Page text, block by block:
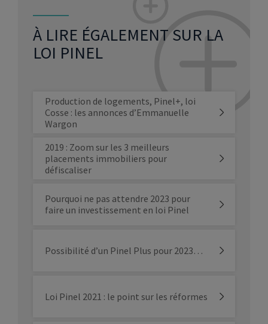
À LIRE ÉGALEMENT SUR LA
LOI PINEL
Production de logements, Pinel+, loi
Cosse : les annonces d’Emmanuelle
Wargon
2019 : Zoom sur les 3 meilleurs
placements immobiliers pour
défiscaliser
Pourquoi ne pas attendre 2023 pour
faire un investissement en loi Pinel
Possibilité d’un Pinel Plus pour 2023…
Loi Pinel 2021 : le point sur les réformes